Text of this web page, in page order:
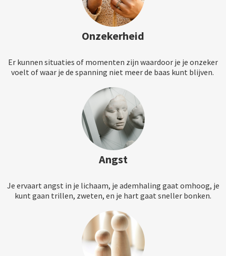
Onzekerheid
Er kunnen situaties of momenten zijn waardoor je je onzeker
voelt of waar je de spanning niet meer de baas kunt blijven.
Angst
Je ervaart angst in je lichaam, je ademhaling gaat omhoog, je
kunt gaan trillen, zweten, en je hart gaat sneller bonken.